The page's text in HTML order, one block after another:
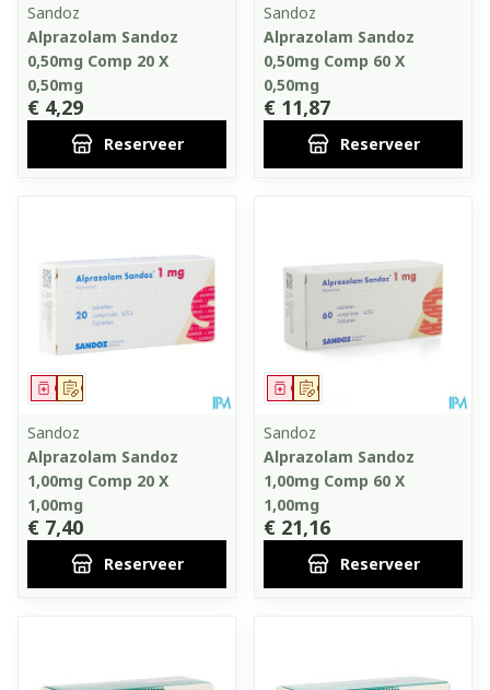
Sandoz
Alprazolam Sandoz
0,50mg Comp 20 X
0,50mg
€ 4,29
Reserveer
Sandoz
Alprazolam Sandoz
0,50mg Comp 60 X
0,50mg
€ 11,87
Reserveer
Op voorschrift
Geneesmiddel
Sandoz
Alprazolam Sandoz
1,00mg Comp 20 X
1,00mg
€ 7,40
Reserveer
Op voorschrift
Geneesmiddel
Sandoz
Alprazolam Sandoz
1,00mg Comp 60 X
1,00mg
€ 21,16
Reserveer